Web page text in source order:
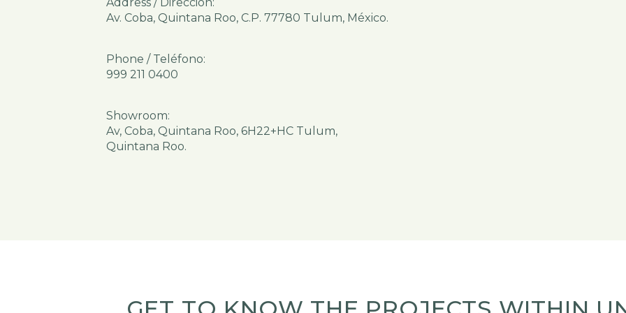
Address / Dirección:
Av. Coba, Quintana Roo, C.P. 77780 Tulum, México.
Phone / Teléfono:
999 211 0400
Showroom:
Av, Coba, Quintana Roo, 6H22+HC Tulum,
Quintana Roo.